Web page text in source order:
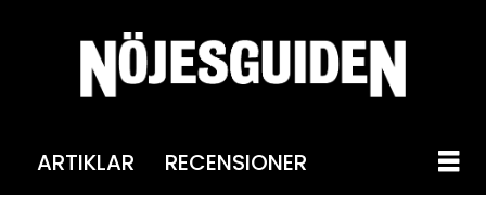
ARTIKLAR RECENSIONER